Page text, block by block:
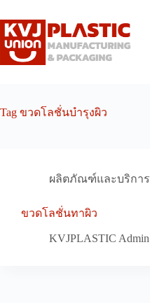
to
content
Tag ขวดโลชั่นบำรุงผิว
ผลิตภัณฑ์และบริการ
ขวดโลชั่นทาผิว
KVJPLASTIC Admin